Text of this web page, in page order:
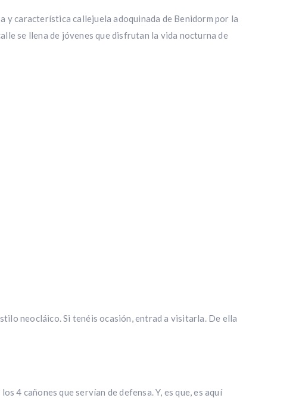
y característica callejuela adoquinada de Benidorm por la
se llena de jóvenes que disfrutan la vida nocturna de
neocláico. Si tenéis ocasión, entrad a visitarla. De ella
4 cañones que servían de defensa. Y, es que, es aquí